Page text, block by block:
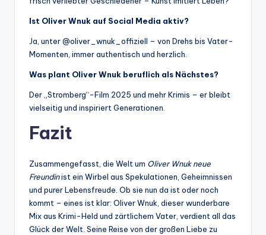
Ist Oliver Wnuk auf Social Media aktiv?
Ja, unter @oliver_wnuk_offiziell – von Drehs bis Vater-
Momenten, immer authentisch und herzlich.
Was plant Oliver Wnuk beruflich als Nächstes?
Der „Stromberg“-Film 2025 und mehr Krimis – er bleibt
vielseitig und inspiriert Generationen.
Fazit
Zusammengefasst, die Welt um Oliver Wnuk neue
Freundinist ein Wirbel aus Spekulationen, Geheimnissen
und purer Lebensfreude. Ob sie nun da ist oder noch
kommt – eines ist klar: Oliver Wnuk, dieser wunderbare
Mix aus Krimi-Held und zärtlichem Vater, verdient all das
Glück der Welt. Seine Reise von der großen Liebe zu